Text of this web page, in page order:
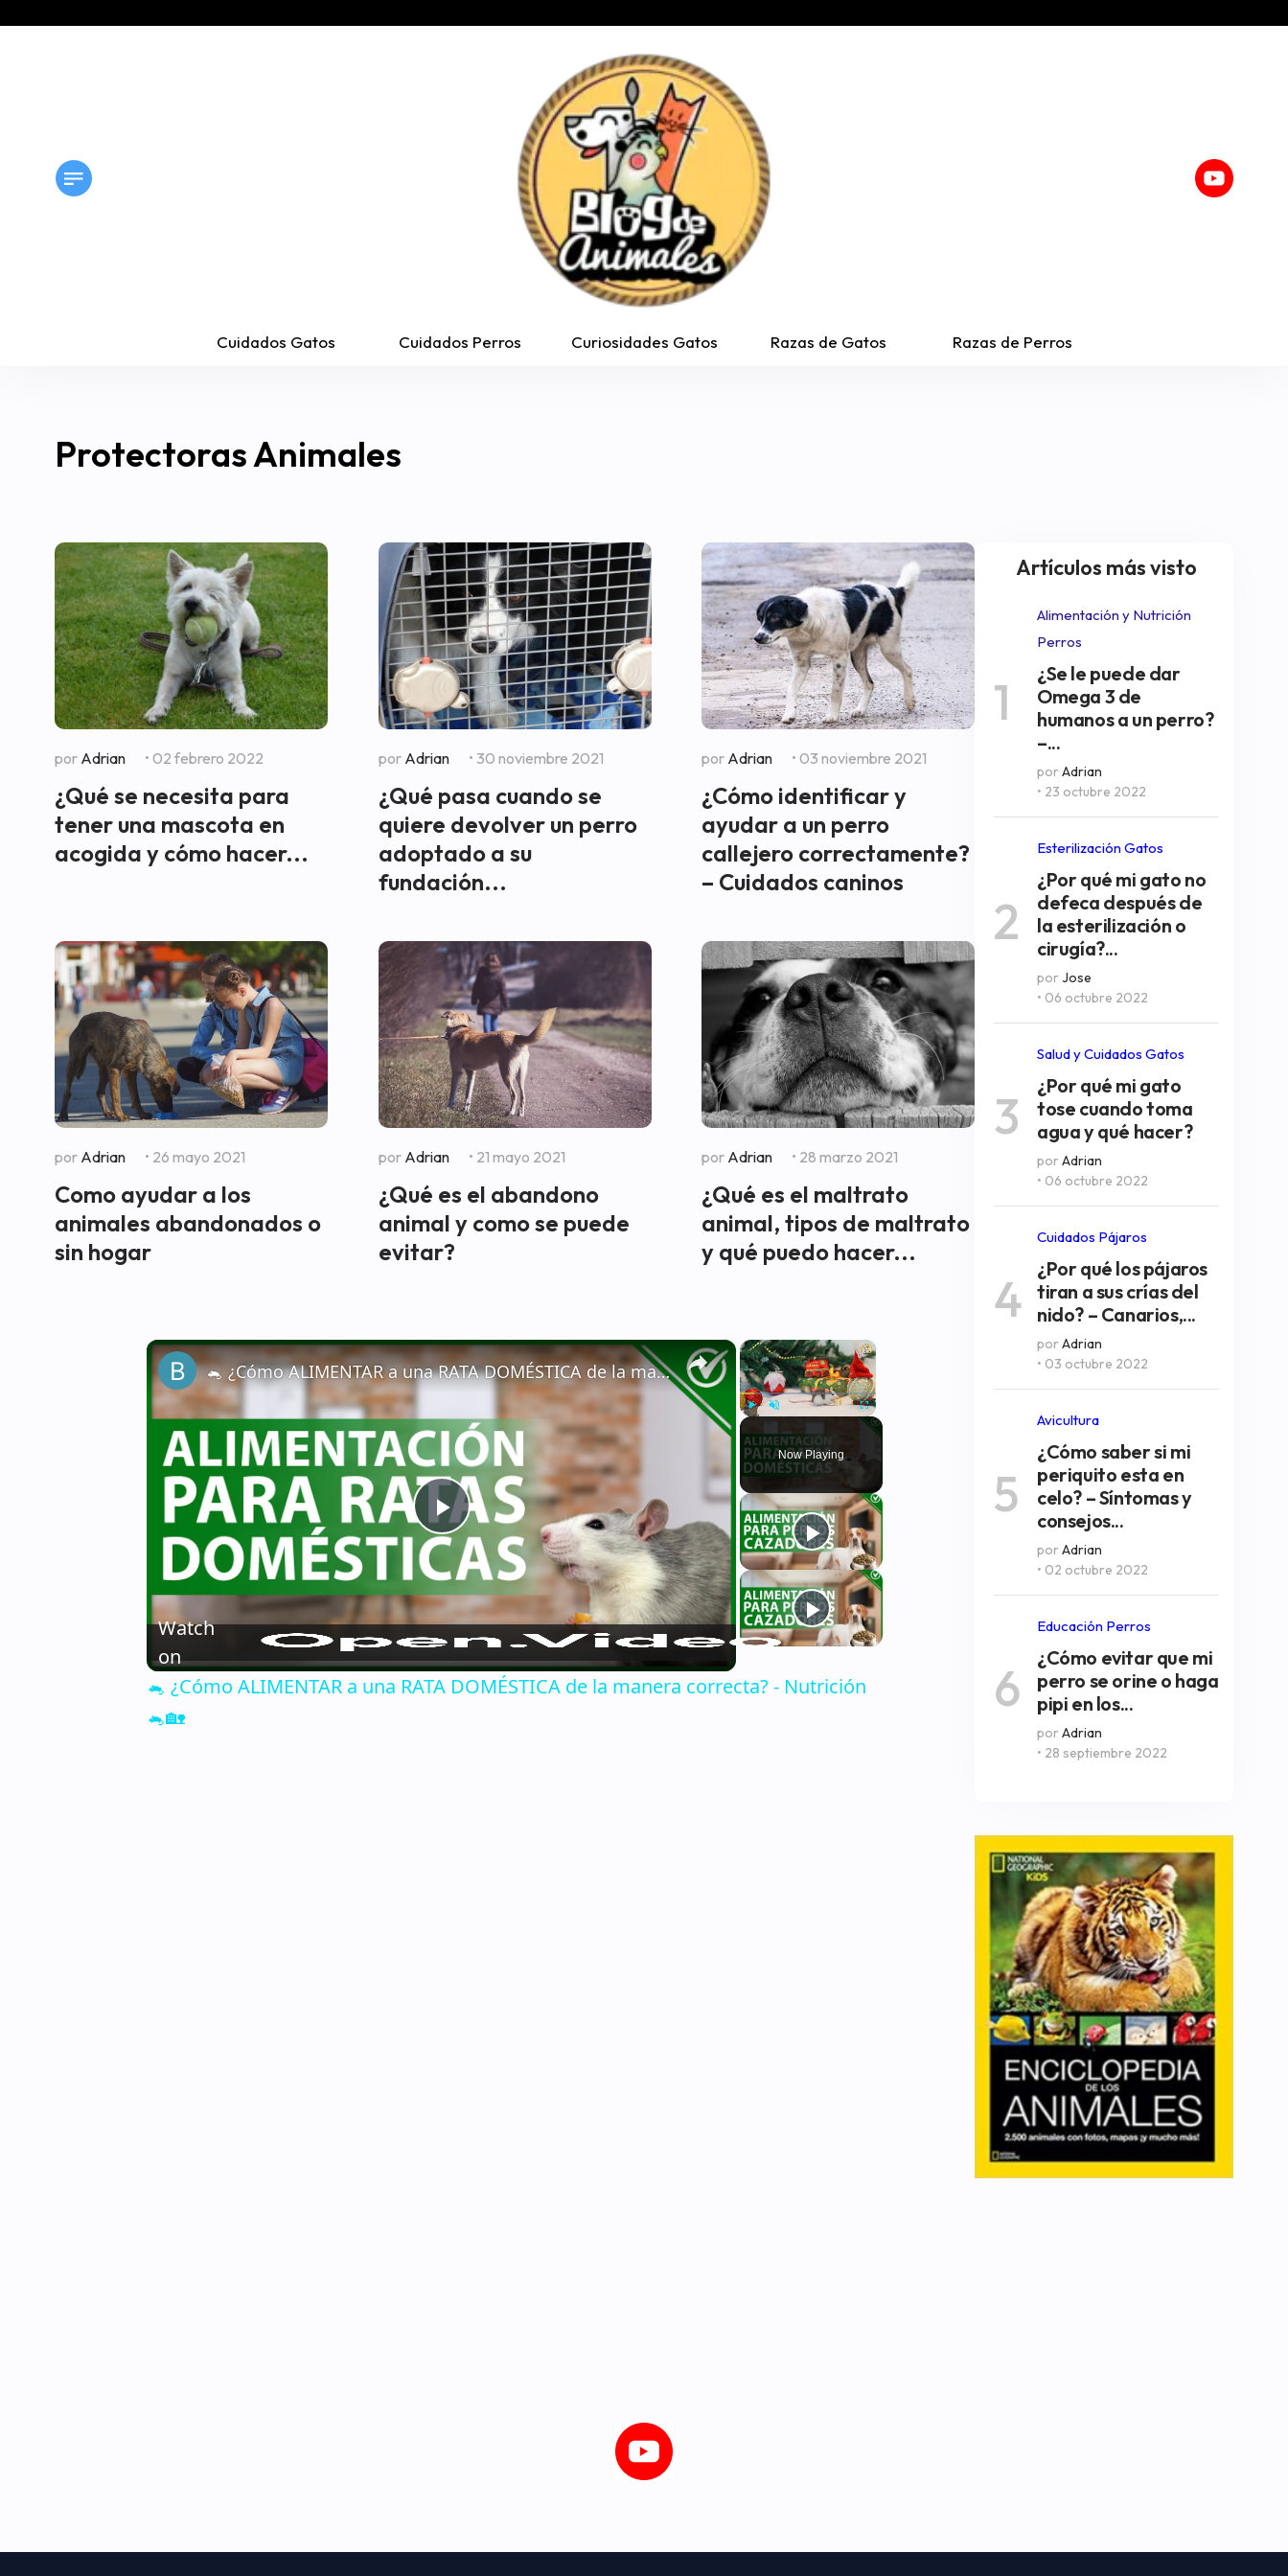
Cuidados Gatos Cuidados Perros Curiosidades Gatos Razas de Gatos Razas de Perros
Protectoras Animales
por Adrian • 02 febrero 2022
¿Qué se necesita para
tener una mascota en
acogida y cómo hacer...
por Adrian • 30 noviembre 2021
¿Qué pasa cuando se
quiere devolver un perro
adoptado a su
fundación...
por Adrian • 03 noviembre 2021
¿Cómo identificar y
ayudar a un perro
callejero correctamente?
– Cuidados caninos
por Adrian • 26 mayo 2021
Como ayudar a los
animales abandonados o
sin hogar
por Adrian • 21 mayo 2021
¿Qué es el abandono
animal y como se puede
evitar?
por Adrian • 28 marzo 2021
¿Qué es el maltrato
animal, tipos de maltrato
y qué puedo hacer...
×
Fullscreen
Now Playing
×
Play
Video
🐁 ¿Cómo ALIMENTAR a una RATA DOMÉSTICA de la manera correcta? - Nutrición 🐁🏡
Watch
on
🐁 ¿Cómo ALIMENTAR a una RATA DOMÉSTICA de la manera correcta? - Nutrición
🐁🏡
Artículos más visto
1
Alimentación y Nutrición
Perros
¿Se le puede dar
Omega 3 de
humanos a un perro?
–...
por Adrian
• 23 octubre 2022
2
Esterilización Gatos
¿Por qué mi gato no
defeca después de
la esterilización o
cirugía?...
por Jose
• 06 octubre 2022
3
Salud y Cuidados Gatos
¿Por qué mi gato
tose cuando toma
agua y qué hacer?
por Adrian
• 06 octubre 2022
4
Cuidados Pájaros
¿Por qué los pájaros
tiran a sus crías del
nido? – Canarios,...
por Adrian
• 03 octubre 2022
5
Avicultura
¿Cómo saber si mi
periquito esta en
celo? – Síntomas y
consejos...
por Adrian
• 02 octubre 2022
6
Educación Perros
¿Cómo evitar que mi
perro se orine o haga
pipi en los...
por Adrian
• 28 septiembre 2022